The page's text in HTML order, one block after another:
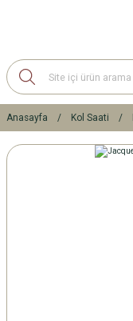
Anasayfa Kol Saati